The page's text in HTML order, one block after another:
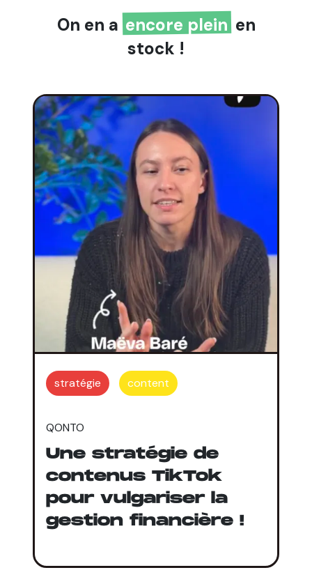
On en aencore pleinen
stock !
stratégie content
QONTO
Une stratégie de
contenus TikTok
pour vulgariser la
gestion financière !